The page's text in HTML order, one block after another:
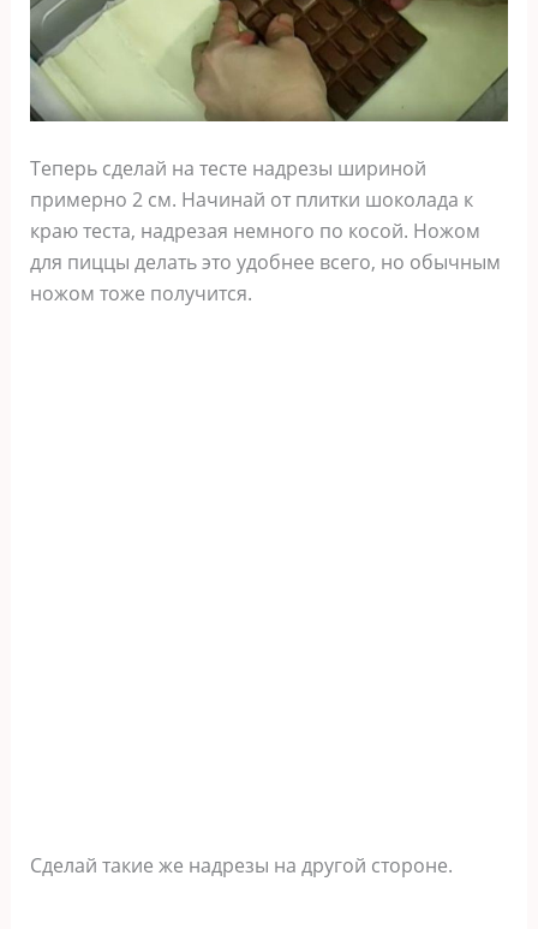
Теперь сделай на тесте надрезы шириной
примерно 2 см. Начинай от плитки шоколада к
краю теста, надрезая немного по косой. Ножом
для пиццы делать это удобнее всего, но обычным
ножом тоже получится.
Сделай такие же надрезы на другой стороне.